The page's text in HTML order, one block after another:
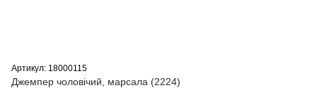
Артикул: 18000115
Джемпер чоловічий, марсала (2224)